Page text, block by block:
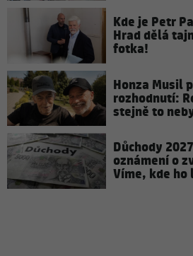
Kde je Petr
Hrad dělá
fotka!
Honza Musil
rozhodnutí:
stejně to
Důchody
oznámení o
Víme, kde ho